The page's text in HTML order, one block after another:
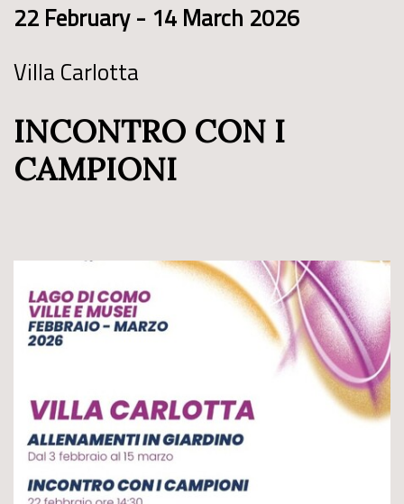
22 February - 14 March 2026
Villa Carlotta
INCONTRO CON I
CAMPIONI